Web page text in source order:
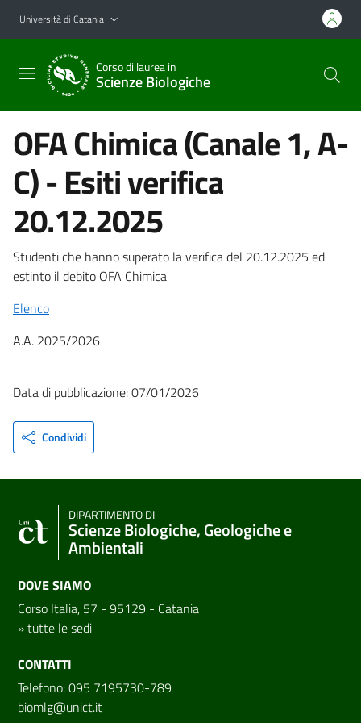
Vai al contenuto principale
Vai al menu di navigazione
Università di Catania
Corso di laurea in
Scienze Biologiche
OFA Chimica (Canale 1, A-
C) - Esiti verifica
20.12.2025
Studenti che hanno superato la verifica del 20.12.2025 ed
estinto il debito OFA Chimica
Elenco
A.A. 2025/2026
Data di pubblicazione: 07/01/2026
Condividi
DIPARTIMENTO DI
Scienze Biologiche, Geologiche e
Ambientali
DOVE SIAMO
Corso Italia, 57 - 95129 - Catania
»tutte le sedi
CONTATTI
Telefono: 095 7195730-789
biomlg@unict.it